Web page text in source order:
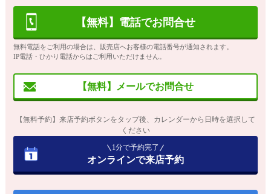
【無料】電話でお問合せ
無料電話をご利用の場合は、販売店へお客様の電話番号が通知されます。
IP電話・ひかり電話からはご利用いただけません。
【無料】メールでお問合せ
【無料予約】来店予約ボタンをタップ後、カレンダーから日時を選択して
ください
1分で予約完了
オンラインで来店予約